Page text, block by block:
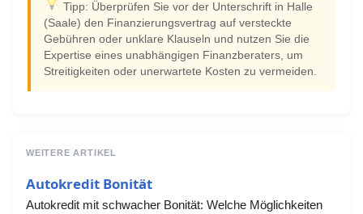
Tipp: Überprüfen Sie vor der Unterschrift in Halle
(Saale) den Finanzierungsvertrag auf versteckte
Gebühren oder unklare Klauseln und nutzen Sie die
Expertise eines unabhängigen Finanzberaters, um
Streitigkeiten oder unerwartete Kosten zu vermeiden.
WEITERE ARTIKEL
Autokredit Bonität
Autokredit mit schwacher Bonität: Welche Möglichkeiten